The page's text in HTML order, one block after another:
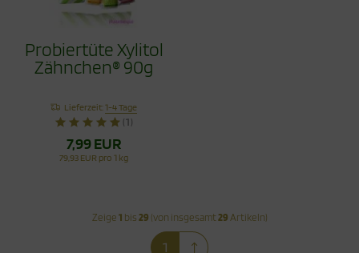
Probiertüte Xylitol
Zähnchen® 90g
Lieferzeit:1-4 Tage
(1)
7,99 EUR
79,93 EUR pro 1 kg
Zeige 1 bis 29 (von insgesamt29 Artikeln)
1